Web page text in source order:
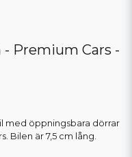
- Premium Cars -
med öppningsbara dörrar
Bilen är 7,5 cm lång.